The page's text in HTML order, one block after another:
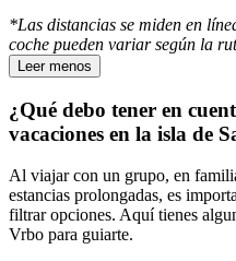
*Las distancias se miden en
coche pueden variar según la
Leer menos
¿Qué debo tener en
vacaciones en la isla de
Al viajar con un grupo, en
estancias prolongadas, es
filtrar opciones. Aquí tienes
Vrbo para guiarte.